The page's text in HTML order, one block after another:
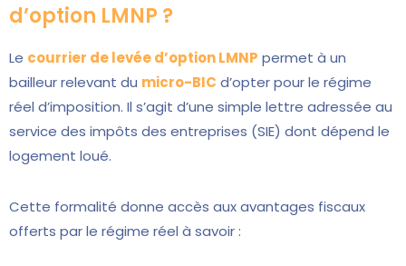
d’option LMNP ?
Le courrier de levée d’option LMNP permet à un
bailleur relevant du micro-BIC d’opter pour le régime
réel d’imposition. Il s’agit d’une simple lettre adressée au
service des impôts des entreprises (SIE) dont dépend le
logement loué.
Cette formalité donne accès aux avantages fiscaux
offerts par le régime réel à savoir :